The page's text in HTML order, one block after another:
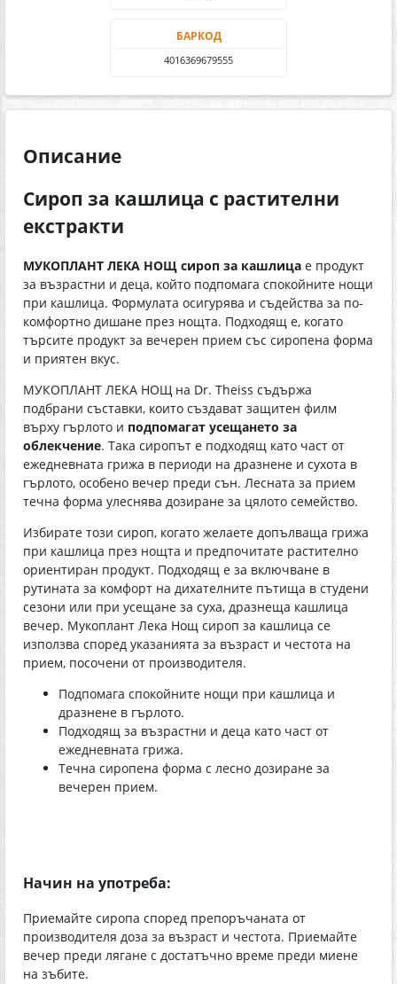
БАРКОД
4016369679555
Описание
Сироп за кашлица с растителни
екстракти
МУКОПЛАНТ ЛЕКА НОЩ сироп за кашлица е продукт
за възрастни и деца, който подпомага спокойните нощи
при кашлица. Формулата осигурява и съдейства за по-
комфортно дишане през нощта. Подходящ е, когато
търсите продукт за вечерен прием със сиропена форма
и приятен вкус.
МУКОПЛАНТ ЛЕКА НОЩ на Dr. Theiss съдържа
подбрани съставки, които създават защитен филм
върху гърлото и подпомагат усещането за
облекчение. Така сиропът е подходящ като част от
ежедневната грижа в периоди на дразнене и сухота в
гърлото, особено вечер преди сън. Лесната за прием
течна форма улеснява дозиране за цялото семейство.
Избирате този сироп, когато желаете допълваща грижа
при кашлица през нощта и предпочитате растително
ориентиран продукт. Подходящ е за включване в
рутината за комфорт на дихателните пътища в студени
сезони или при усещане за суха, дразнеща кашлица
вечер. Мукоплант Лека Нощ сироп за кашлица се
използва според указанията за възраст и честота на
прием, посочени от производителя.
Подпомага спокойните нощи при кашлица и
дразнене в гърлото.
Подходящ за възрастни и деца като част от
ежедневната грижа.
Течна сиропена форма с лесно дозиране за
вечерен прием.
Начин на употреба:
Приемайте сиропа според препоръчаната от
производителя доза за възраст и честота. Приемайте
вечер преди лягане с достатъчно време преди миене
на зъбите.